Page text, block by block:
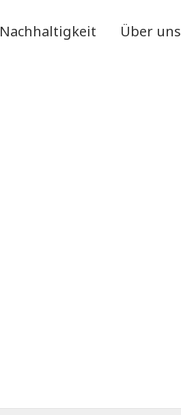
Nachhaltigkeit Über uns